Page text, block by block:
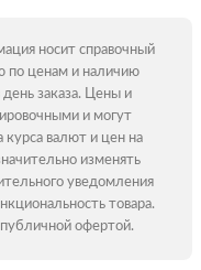
носит справочный
по ценам и наличию
заказа. Цены и
и могут
курса валют и цен на
изменять
уведомления
товара.
офертой.